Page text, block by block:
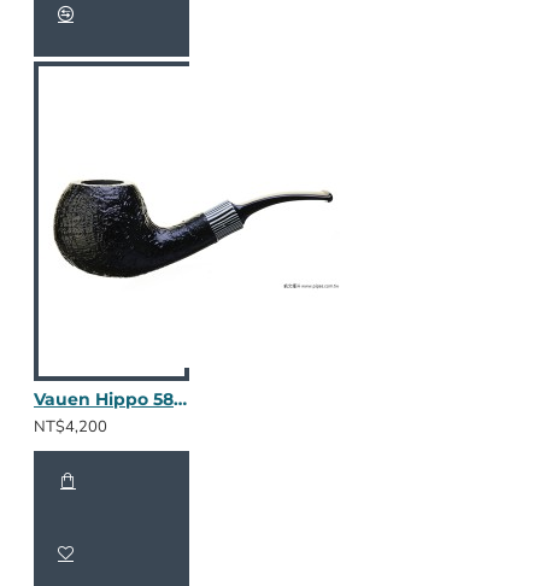
Vauen Hippo 5842
NT$4,200